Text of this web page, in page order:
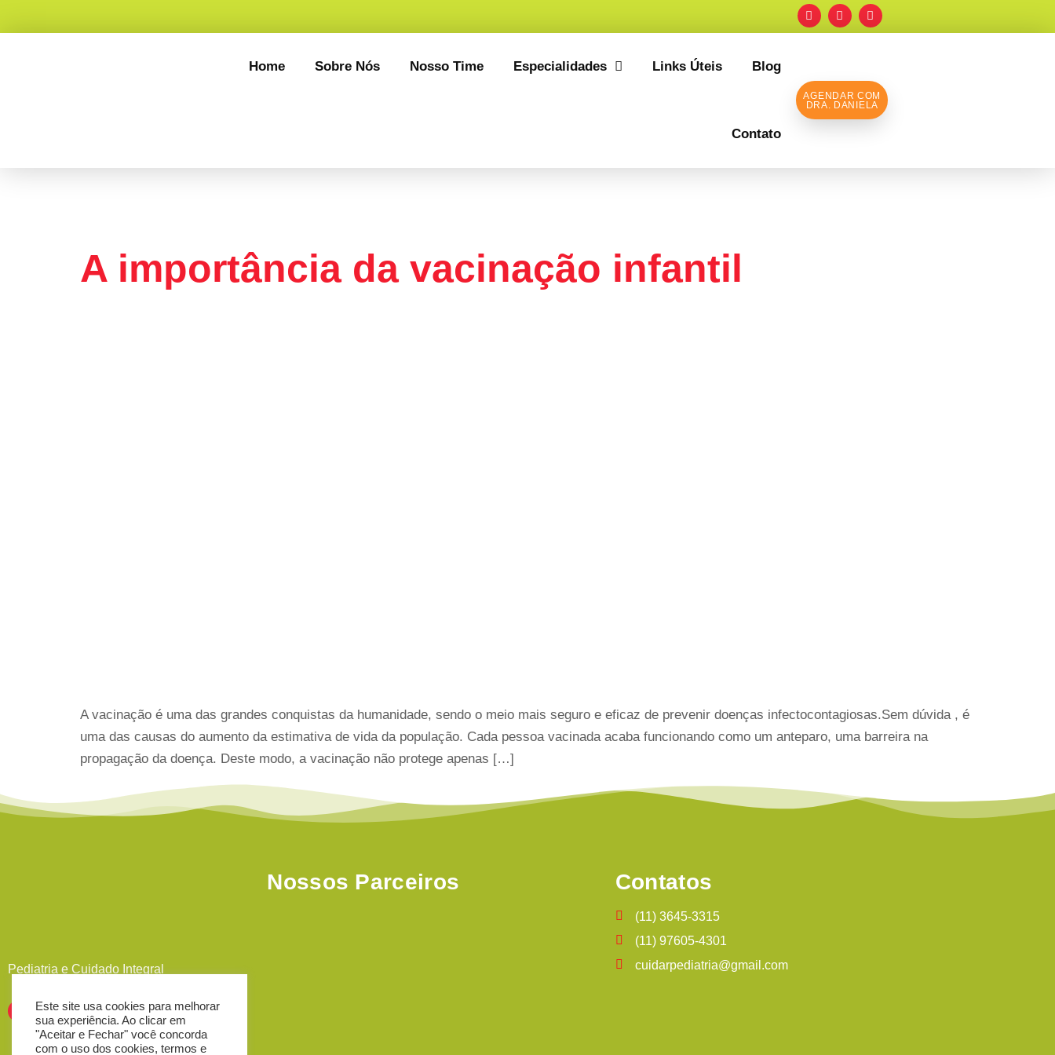
Home Sobre Nós Nosso Time Especialidades Links Úteis Blog
Contato
AGENDAR COM
DRA. DANIELA
A importância da vacinação infantil
A vacinação é uma das grandes conquistas da humanidade, sendo o meio mais seguro e eficaz de prevenir doenças infectocontagiosas.Sem dúvida , é
uma das causas do aumento da estimativa de vida da população. Cada pessoa vacinada acaba funcionando como um anteparo, uma barreira na
propagação da doença. Deste modo, a vacinação não protege apenas […]
Pediatria e Cuidado Integral
Nossos Parceiros Contatos
(11) 3645-3315
(11) 97605-4301
cuidarpediatria@gmail.com
Este site usa cookies para melhorar
sua experiência. Ao clicar em
"Aceitar e Fechar" você concorda
com o uso dos cookies, termos e